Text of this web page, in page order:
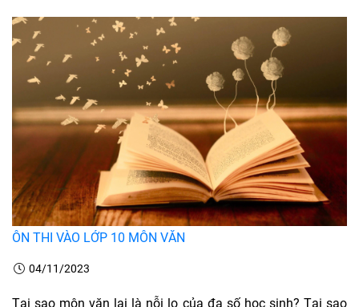
ÔN THI VÀO LỚP 10 MÔN VĂN
04/11/2023
Tại sao môn văn lại là nỗi lo của đa số học sinh? Tại sao